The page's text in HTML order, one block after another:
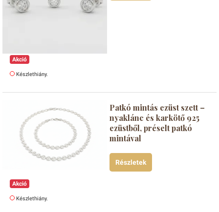
Akció
Készlethiány.
Patkó mintás ezüst szett –
nyaklánc és karkötő 925
ezüstből, préselt patkó
mintával
Részletek
Akció
Készlethiány.